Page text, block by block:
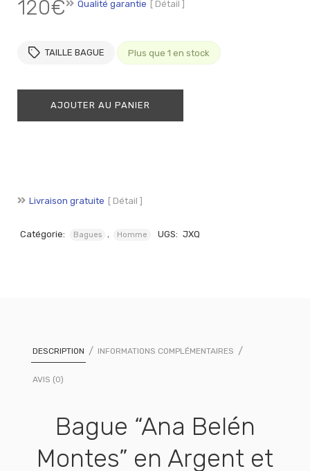
120€ Qualité garantie [ Détail ]
TAILLE BAGUE Plus que 1 en stock
AJOUTER AU PANIER
Livraison gratuite [ Détail ]
Catégorie: Bagues , Homme UGS: JXQ
DESCRIPTION INFORMATIONS COMPLÉMENTAIRES
AVIS (0)
Bague “Ana Belén
Montes” en Argent et